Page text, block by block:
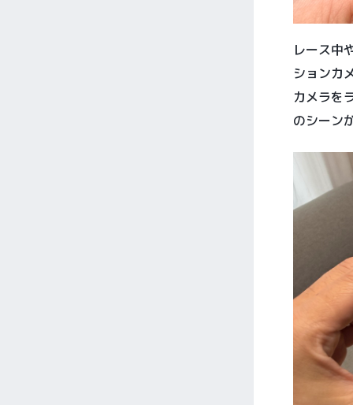
レース中
ションカ
カメラを
のシーン